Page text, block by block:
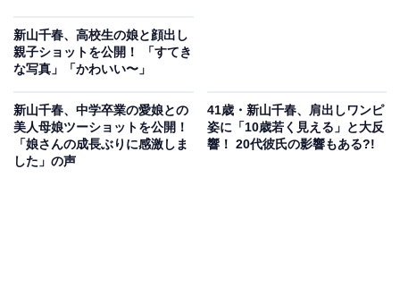
新山千春、高校生の娘と顔出し
親子ショットを公開！ 「すてき
な写真」「かわいい〜」
新山千春、中学卒業の愛娘との
美人母娘ツーショットを公開！
「娘さんの成長ぶりに感激しま
した」の声
41歳・新山千春、肩出しワンピ
姿に「10歳若く見える」と大反
響！ 20代彼氏の影響もある?!